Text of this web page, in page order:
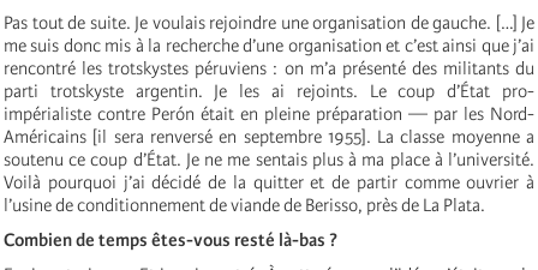
Pas tout de suite. Je voulais rejoindre une organisation de gauche. […] Je
me suis donc mis à la recherche d’une organisation et c’est ainsi que j’ai
rencontré les trotskystes péruviens : on m’a présenté des militants du
parti trotskyste argentin. Je les ai rejoints. Le coup d’État pro-
impérialiste contre Perón était en pleine préparation — par les Nord-
Américains [il sera renversé en septembre 1955]. La classe moyenne a
soutenu ce coup d’État. Je ne me sentais plus à ma place à l’université.
Voilà pourquoi j’ai décidé de la quitter et de partir comme ouvrier à
l’usine de conditionnement de viande de Berisso, près de La Plata.
Combien de temps êtes-vous resté là-bas ?